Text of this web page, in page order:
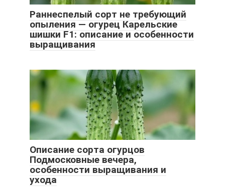
Раннеспелый сорт не требующий
опыления — огурец Карельские
шишки F1: описание и особенности
выращивания
Описание сорта огурцов
Подмосковные вечера,
особенности выращивания и
ухода